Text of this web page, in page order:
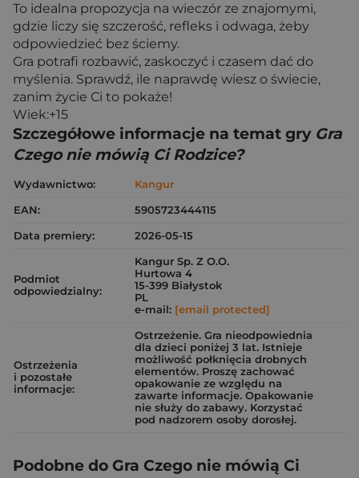
To idealna propozycja na wieczór ze znajomymi,
gdzie liczy się szczerość, refleks i odwaga, żeby
odpowiedzieć bez ściemy.
Gra potrafi rozbawić, zaskoczyć i czasem dać do
myślenia. Sprawdź, ile naprawdę wiesz o świecie,
zanim życie Ci to pokaże!
Wiek:+15
Szczegółowe informacje na temat gry Gra
Czego nie mówią Ci Rodzice?
Wydawnictwo:
Kangur
EAN:
5905723444115
Data premiery:
2026-05-15
Podmiot
odpowiedzialny:
Kangur Sp. Z O.O.
Hurtowa 4
15-399 Białystok
PL
e-mail: [email protected]
Ostrzeżenia
i pozostałe
informacje:
Ostrzeżenie. Gra nieodpowiednia
dla dzieci poniżej 3 lat. Istnieje
możliwość połknięcia drobnych
elementów. Proszę zachować
opakowanie ze względu na
zawarte informacje. Opakowanie
nie służy do zabawy. Korzystać
pod nadzorem osoby dorosłej.
Podobne do Gra Czego nie mówią Ci